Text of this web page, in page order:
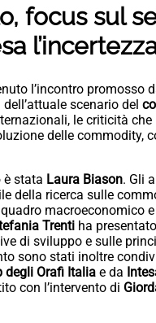
focus sul
l’incontro promosso
scenario del
le criticità
delle commodity,
è stata Laura Biason. Gli
della ricerca sulle
macroeconomico
Trenti ha
di sviluppo e sulle
sono stati inoltre
degli Orafi Italia e da
con l’intervento di